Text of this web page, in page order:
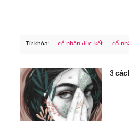
Từ khóa: cổ nhân đúc kết cổ
3